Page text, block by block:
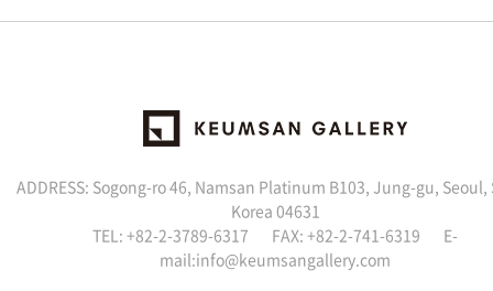
ADDRESS: Sogong-ro 46, Namsan Platinum B103, Jung-gu, Seoul,
Korea 04631
TEL: +82-2-3789-6317 FAX: +82-2-741-6319 E-
mail:info@keumsangallery.com